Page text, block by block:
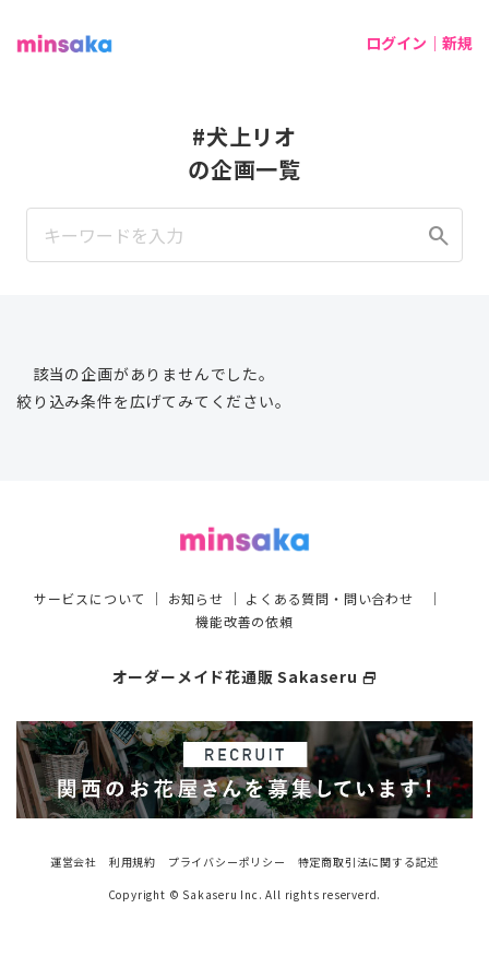
ログイン｜新規
#犬上リオ
の企画一覧
search
該当の企画がありませんでした。
絞り込み条件を広げてみてください。
サービスについて ｜ お知らせ ｜ よくある質問・問い合わせ ｜
機能改善の依頼
オーダーメイド花通販 Sakaseru select_window
運営会社 利用規約 プライバシーポリシー
特定商取引法に関する記述
Copyright © Sakaseru Inc. All rights reserverd.